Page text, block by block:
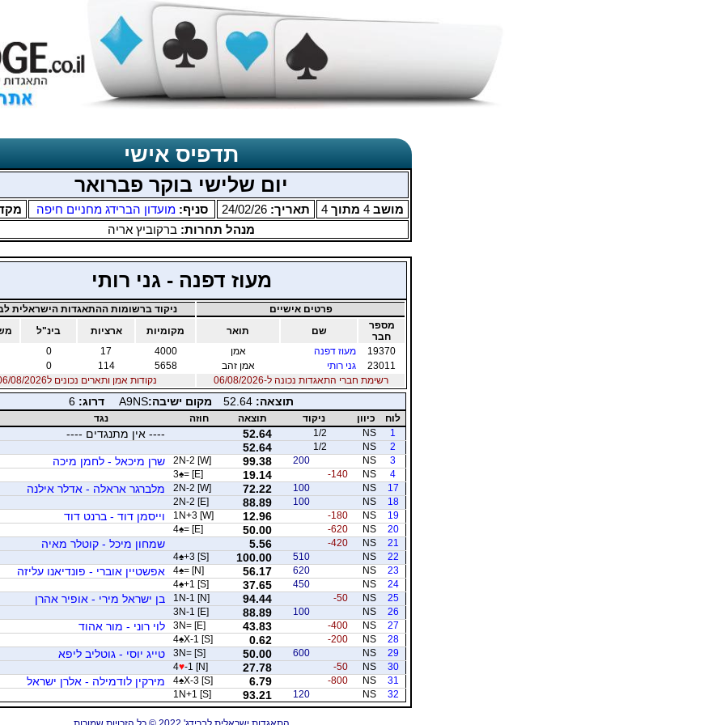
תדפיס אישי
יום שלישי בוקר פברואר
מושב 4 מתוך 4 תאריך: 24/02/26 סניף:מועדון הברידג מחניים חיפה
מנהל תחרות: ברקוביץ אריה
מעוז דפנה - גני רותי
פרטים אישיים
ניקוד ברשומות ההתאגדות הישראלית
מספר
חבר
שם תואר מקומיות ארציות בינ"ל
19370
מעוז דפנה אמן 4000
17
0
23011
גני רותי אמן זהב 5658
114
0
רשימת חברי התאגדות נכונה ל-06/08/2026
נקודות אמן ותארים נכונים ל06/08/2026
תוצאה: 52.64 מקום ישיבה:A9NS דרוג: 6
לוח כיוון ניקוד תוצאה חוזה
נגד
1
NS
1/2
52.64 ---- אין מתנגדים ----
2
NS
1/2
52.64
3
NS
200
99.38
2N-2 [W] שרן מיכאל - לחמן מיכה
4
NS
-140
19.14
3♠= [E]
17
NS
100
72.22
2N-2 [W] מלברגר אראלה - אדלר אילנה
18
NS
100
88.89
2N-2 [E]
19
NS
-180
12.96
1N+3 [W] וייסמן דוד - ברנט דוד
20
NS
-620
50.00
4♠= [E]
21
NS
-420
5.56 שמחון מיכל - קוטלר מאיה
22
NS
510
100.00
4♠+3 [S]
23
NS
620
56.17
4♠= [N] אפשטיין אוברי - פונדיאנו עליזה
24
NS
450
37.65
4♠+1 [S]
25
NS
-50
94.44
1N-1 [N] בן ישראל מירי - אופיר אהרן
26
NS
100
88.89
3N-1 [E]
27
NS
-400
43.83
3N= [E] לוי רוני - מור אהוד
28
NS
-200
0.62
4♠X-1 [S]
29
NS
600
50.00
3N= [S] טייג יוסי - גוטליב ליפא
30
NS
-50
27.78
4♥-1 [N]
31
NS
-800
6.79
4♠X-3 [S] מירקין לודמילה - אלרן ישראל
32
NS
120
93.21
1N+1 [S]